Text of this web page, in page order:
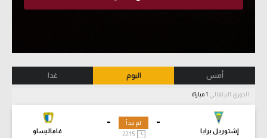
أمس اليوم غدا
الدوري البرتغالي
-
إشتوريل برايا
-
فاماليساو
لم تبدأ
22:15